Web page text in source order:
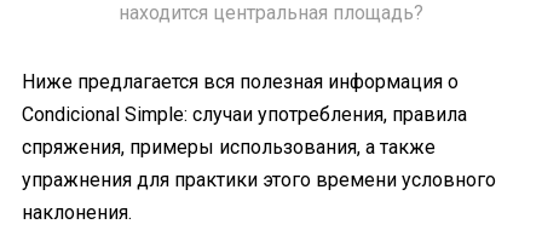
находится центральная площадь?
Ниже предлагается вся полезная информация о
Condicional Simple: случаи употребления, правила
спряжения, примеры использования, а также
упражнения для практики этого времени условного
наклонения.